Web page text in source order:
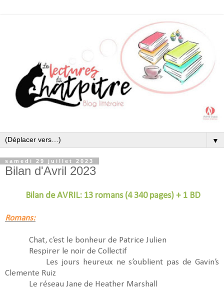
▼
samedi 29 juillet 2023
Bilan d'Avril 2023
Bilan de AVRIL: 13 romans (4 340 pages) + 1 BD
Romans:
Chat, c’est le bonheur de Patrice Julien
Respirer le noir de Collectif
Les jours heureux ne s’oublient pas de Gavin’s
Clemente Ruiz
Le réseau Jane de Heather Marshall